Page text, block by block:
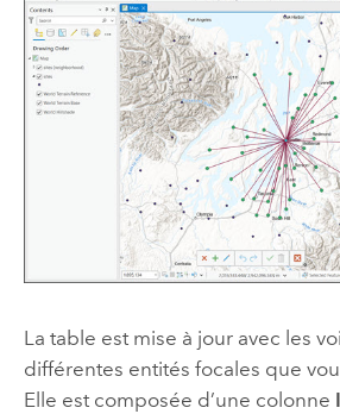
La table est mise à jour avec les
différentes entités focales que
Elle est composée d’une colonne